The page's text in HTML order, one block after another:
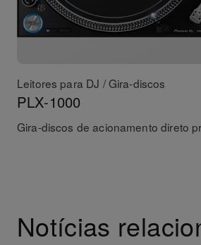
Leitores para DJ / Gira-discos
PLX-1000
Gira-discos de acionamento direto
Notícias